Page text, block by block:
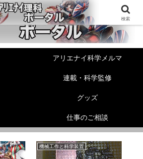
アリエナイ科学メルマ
連載・科学監修
グッズ
仕事のご相談
機械工作と科学装置
検索